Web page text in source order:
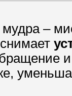
мудра –